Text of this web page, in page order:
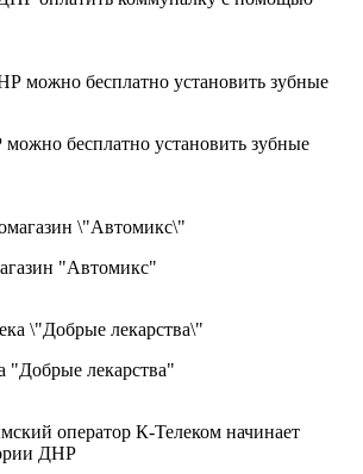
бесплатно установить зубные
"Автомикс"
"Добрые лекарства"